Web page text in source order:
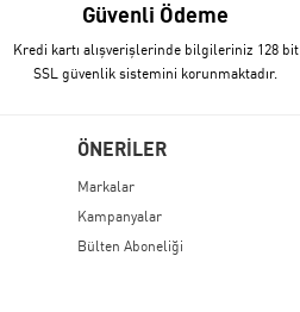
Güvenli Ödeme
Kredi kartı alışverişlerinde bilgileriniz 128 bit
SSL güvenlik sistemini korunmaktadır.
ÖNERİLER
Markalar
Kampanyalar
Bülten Aboneliği